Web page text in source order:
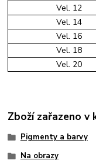
Vel. 12
Vel. 14
Vel. 16
Vel. 18
Vel. 20
Zboží zařazeno v
Pigmenty a barvy
Na obrazy